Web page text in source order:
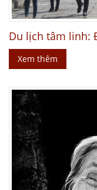
Du lịch tâm linh:
Xem thêm